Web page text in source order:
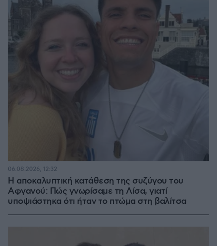
Η αποκαλυπτική κατάθεση της συζύγου του
Αφγανού: Πώς γνωρίσαμε τη Λίσα, γιατί
υποψιάστηκα ότι ήταν το πτώμα στη βαλίτσα
06.08.2026, 12:32